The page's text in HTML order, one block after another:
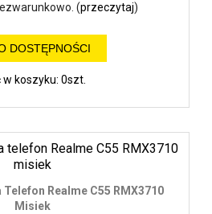
(przeczytaj)
DOSTĘPNOŚCI
w koszyku: 0szt.
Telefon Realme C55 RMX3710
Misiek